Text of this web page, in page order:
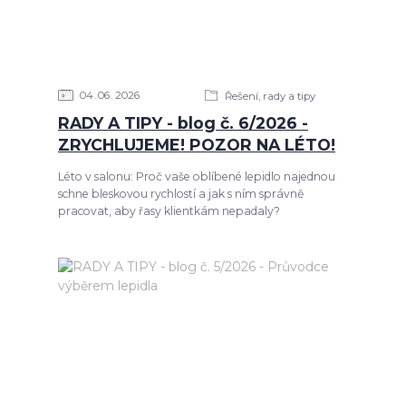
04 06 2026 Řešení, rady a tipy
RADY A TIPY - blog č. 6/2026 -
ZRYCHLUJEME! POZOR NA LÉTO!
Léto v salonu: Proč vaše oblíbené lepidlo najednou
schne bleskovou rychlostí a jak s ním správně
pracovat, aby řasy klientkám nepadaly?